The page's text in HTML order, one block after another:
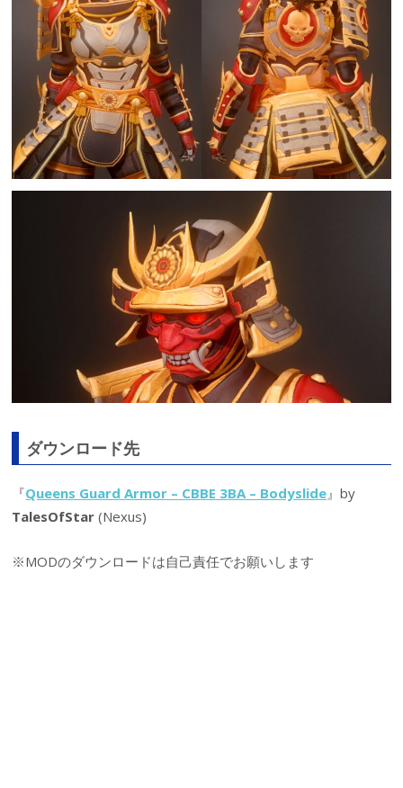
ダウンロード先
『Queens Guard Armor – CBBE 3BA – Bodyslide 』by
TalesOfStar (Nexus)
※MODのダウンロードは自己責任でお願いします